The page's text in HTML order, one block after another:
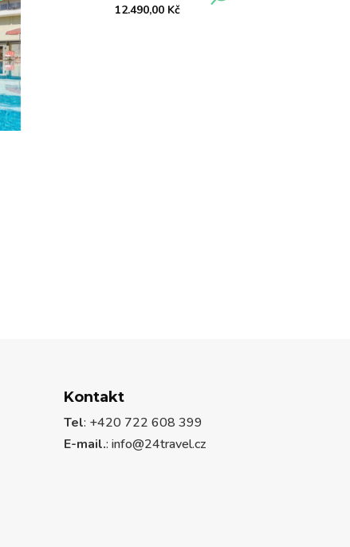
12.490,00 Kč
Kontakt
Tel: +420 722 608 399
E-mail.:info@24travel.cz